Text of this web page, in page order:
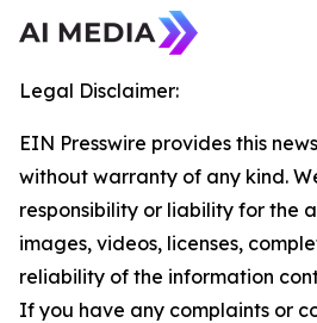
Legal Disclaimer:
EIN Presswire provides this
without warranty of any kind.
responsibility or liability for the
images, videos, licenses,
reliability of the information
If you have any complaints or